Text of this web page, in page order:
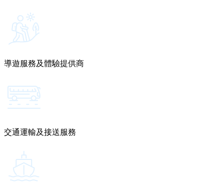
導遊服務及體驗提供商
交通運輸及接送服務